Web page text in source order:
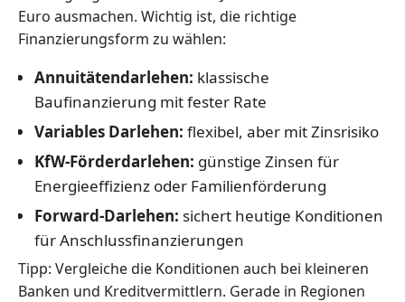
Euro ausmachen. Wichtig ist, die richtige
Finanzierungsform zu wählen:
Annuitätendarlehen: klassische
Baufinanzierung mit fester Rate
Variables Darlehen: flexibel, aber mit Zinsrisiko
KfW-Förderdarlehen: günstige Zinsen für
Energieeffizienz oder Familienförderung
Forward-Darlehen: sichert heutige Konditionen
für Anschlussfinanzierungen
Tipp: Vergleiche die Konditionen auch bei kleineren
Banken und Kreditvermittlern. Gerade in Regionen